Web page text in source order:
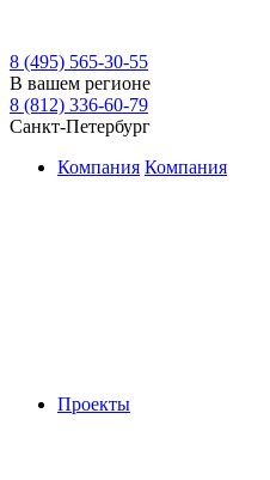
8 (495) 565-30-55
В вашем регионе
8 (812) 336-60-79
Санкт-Петербург
Компания Компания
Проекты